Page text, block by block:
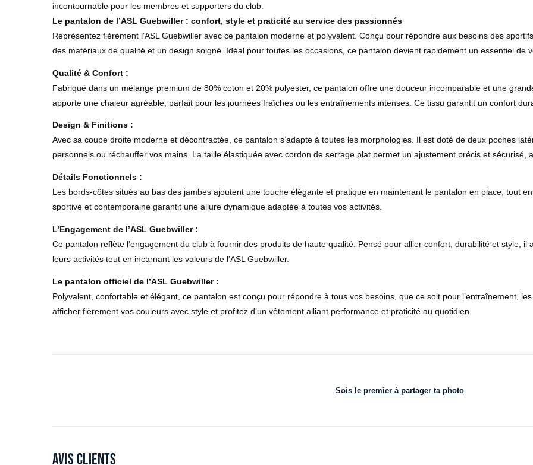
incontournable pour les membres et supporters du club.
Le pantalon de l’ASL Guebwiller : confort, style et praticité au service des passionnés
Représentez fièrement l’ASL Guebwiller avec ce pantalon moderne et polyvalent. Conçu pour répondre aux besoins des
des matériaux de qualité et un design soigné. Idéal pour toutes les occasions, ce pantalon devient rapidement un essentiel de
Qualité & Confort :
Fabriqué dans un mélange premium de 80% coton et 20% polyester, ce pantalon offre une douceur incomparable et une
apporte une chaleur agréable, parfait pour les journées fraîches ou les entraînements intenses. Ce tissu garantit un confort
Design & Finitions :
Avec sa coupe droite moderne et décontractée, ce pantalon s’adapte à toutes les morphologies. Il est doté de deux poches
personnels ou réchauffer vos mains. La taille élastiquée avec cordon de serrage plat permet un ajustement précis et
Détails Fonctionnels :
Les bords-côtes situés au bas des jambes ajoutent une touche élégante et pratique en maintenant le pantalon en place, tout
sportive et contemporaine garantit une allure dynamique adaptée à toutes vos activités.
L’Engagement de l’ASL Guebwiller :
Ce pantalon reflète l’engagement du club à fournir des produits de haute qualité. Pensé pour allier confort, durabilité et style,
leurs activités tout en incarnant les valeurs de l’ASL Guebwiller.
Le pantalon officiel de l’ASL Guebwiller :
Polyvalent, confortable et élégant, ce pantalon est conçu pour répondre à tous vos besoins, que ce soit pour l’entraînement,
afficher fièrement vos couleurs avec style et profitez d’un vêtement alliant performance et praticité au quotidien.
Sois le premier à partager ta photo
Avis clients